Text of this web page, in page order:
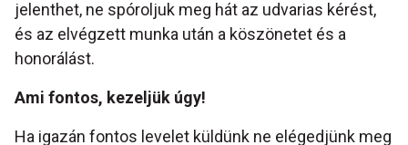
jelenthet, ne spóroljuk meg hát az udvarias kérést,
és az elvégzett munka után a köszönetet és a
honorálást.
Ami fontos, kezeljük úgy!
Ha igazán fontos levelet küldünk ne elégedjünk meg